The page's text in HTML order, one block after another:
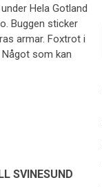
Hela Gotland
Buggen sticker
armar. Foxtrot i
som kan
SVINESUND